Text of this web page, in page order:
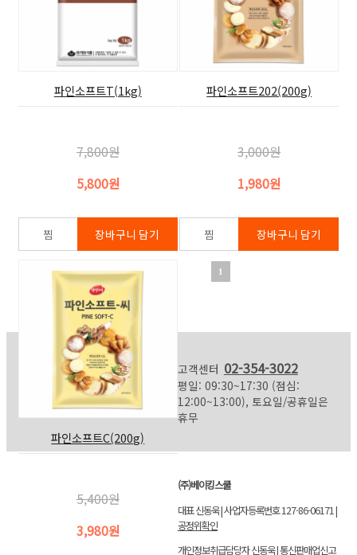
파인소프트T(1kg)
7,800원
5,800원
파인소프트202(200g)
3,000원
1,980원
파인소프트C(200g)
5,400원
3,980원
1
고객센터 02-354-3022
평일: 09:30~17:30 (점심:
12:00~13:00), 토요일/공휴일은
휴무
(주)베이킹스쿨
대표 신동욱 | 사업자등록번호 127-86-06171 |
공정위확인
개인정보취급담당자 신동욱 | 통신판매업신고